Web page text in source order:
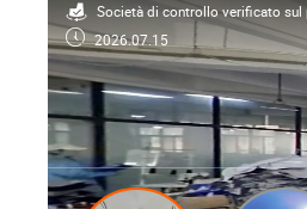
Società di controllo verificato sul
2026.07.15